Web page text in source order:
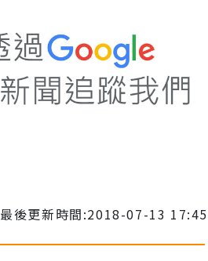
最後更新時間:2018-07-13 17:45